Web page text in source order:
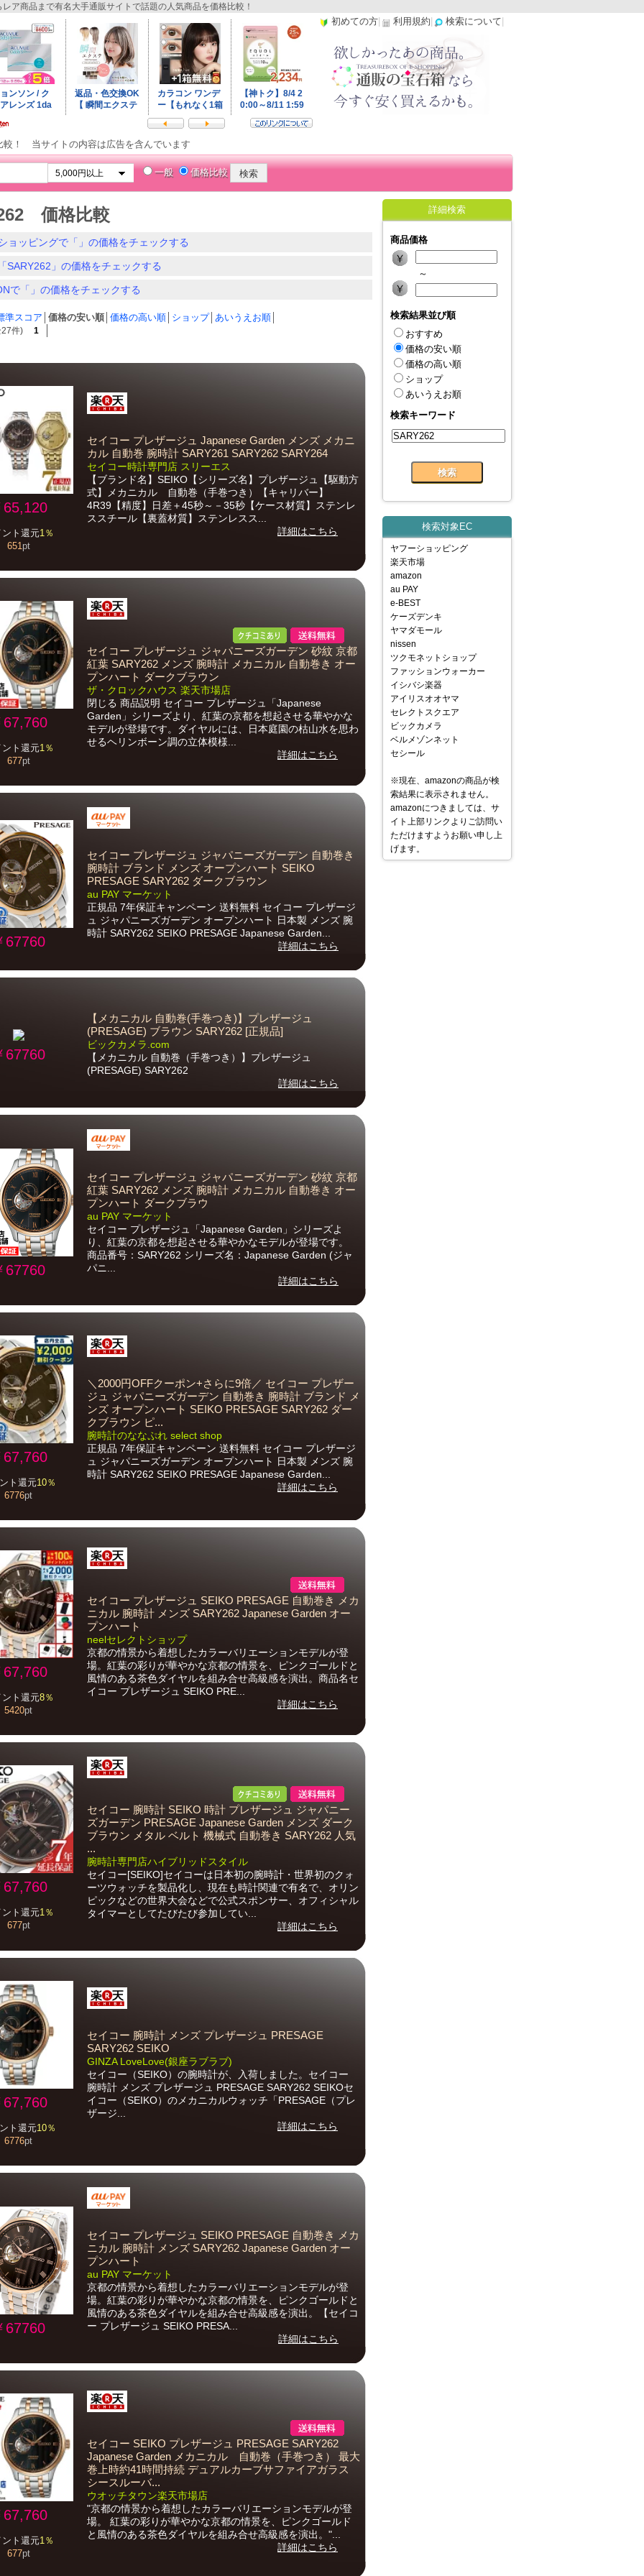
ア商品まで有名大手通販サイトで話題の人気商品を価格比較！
初めての方 利用規約 検索について
較！ 当サイトの内容は広告を含んでいます
一般 価格比較
価格比較
ョッピングで「」の価格をチェックする
SARY262」の価格をチェックする
で「」の価格をチェックする
準スコア 価格の安い順 価格の高い順 ショップ│ あいうえお順
件) 1
65,120
ト還元1％
651pt
セイコー プレザージュ Japanese Garden メンズ メカニ
カル 自動巻 腕時計 SARY261 SARY262 SARY264
セイコー時計専門店 スリーエス
【ブランド名】SEIKO【シリーズ名】プレザージュ【駆動方
式】メカニカル 自動巻（手巻つき）【キャリバー】
4R39【精度】日差＋45秒～－35秒【ケース材質】ステンレ
ススチール【裏蓋材質】ステンレスス...
詳細はこちら
67,760
ト還元1％
677pt
セイコー プレザージュ ジャパニーズガーデン 砂紋 京都
紅葉 SARY262 メンズ 腕時計 メカニカル 自動巻き オー
プンハート ダークブラウン
ザ・クロックハウス 楽天市場店
閉じる 商品説明 セイコー プレザージュ「Japanese
Garden」シリーズより、紅葉の京都を想起させる華やかな
モデルが登場です。ダイヤルには、日本庭園の枯山水を思わ
せるヘリンボーン調の立体模様...
詳細はこちら
67760
セイコー プレザージュ ジャパニーズガーデン 自動巻き
腕時計 ブランド メンズ オープンハート SEIKO
PRESAGE SARY262 ダークブラウン
au PAY マーケット
正規品 7年保証キャンペーン 送料無料 セイコー プレザージ
ュ ジャパニーズガーデン オープンハート 日本製 メンズ 腕
時計 SARY262 SEIKO PRESAGE Japanese Garden...
詳細はこちら
67760
【メカニカル 自動巻(手巻つき)】プレザージュ
(PRESAGE) ブラウン SARY262 [正規品]
ビックカメラ.com
【メカニカル 自動巻（手巻つき）】プレザージュ
(PRESAGE) SARY262
詳細はこちら
67760
セイコー プレザージュ ジャパニーズガーデン 砂紋 京都
紅葉 SARY262 メンズ 腕時計 メカニカル 自動巻き オー
プンハート ダークブラウ
au PAY マーケット
セイコー プレザージュ「Japanese Garden」シリーズよ
り、紅葉の京都を想起させる華やかなモデルが登場です。
商品番号：SARY262 シリーズ名：Japanese Garden (ジャ
パニ...
詳細はこちら
67,760
ト還元10％
6776pt
＼2000円OFFクーポン+さらに9倍／ セイコー プレザー
ジュ ジャパニーズガーデン 自動巻き 腕時計 ブランド メ
ンズ オープンハート SEIKO PRESAGE SARY262 ダー
クブラウン ピ...
腕時計のななぷれ select shop
正規品 7年保証キャンペーン 送料無料 セイコー プレザージ
ュ ジャパニーズガーデン オープンハート 日本製 メンズ 腕
時計 SARY262 SEIKO PRESAGE Japanese Garden...
詳細はこちら
67,760
ト還元8％
5420pt
セイコー プレザージュ SEIKO PRESAGE 自動巻き メカ
ニカル 腕時計 メンズ SARY262 Japanese Garden オー
プンハート
neelセレクトショップ
京都の情景から着想したカラーバリエーションモデルが登
場。紅葉の彩りが華やかな京都の情景を、ピンクゴールドと
風情のある茶色ダイヤルを組み合せ高級感を演出。商品名セ
イコー プレザージュ SEIKO PRE...
詳細はこちら
67,760
ト還元1％
677pt
セイコー 腕時計 SEIKO 時計 プレザージュ ジャパニー
ズガーデン PRESAGE Japanese Garden メンズ ダーク
ブラウン メタル ベルト 機械式 自動巻き SARY262 人気
...
腕時計専門店ハイブリッドスタイル
セイコー[SEIKO]セイコーは日本初の腕時計・世界初のクォ
ーツウォッチを製品化し、現在も時計関連で有名で、オリン
ピックなどの世界大会などで公式スポンサー、オフィシャル
タイマーとしてたびたび参加してい...
詳細はこちら
67,760
ト還元10％
6776pt
セイコー 腕時計 メンズ プレザージュ PRESAGE
SARY262 SEIKO
GINZA LoveLove(銀座ラブラブ)
セイコー（SEIKO）の腕時計が、入荷しました。セイコー
腕時計 メンズ プレザージュ PRESAGE SARY262 SEIKOセ
イコー（SEIKO）のメカニカルウォッチ「PRESAGE（プレ
ザージ...
詳細はこちら
67760
セイコー プレザージュ SEIKO PRESAGE 自動巻き メカ
ニカル 腕時計 メンズ SARY262 Japanese Garden オー
プンハート
au PAY マーケット
京都の情景から着想したカラーバリエーションモデルが登
場。紅葉の彩りが華やかな京都の情景を、ピンクゴールドと
風情のある茶色ダイヤルを組み合せ高級感を演出。【セイコ
ー プレザージュ SEIKO PRESA...
詳細はこちら
67,760
ト還元1％
677pt
セイコー SEIKO プレザージュ PRESAGE SARY262
Japanese Garden メカニカル 自動巻（手巻つき） 最大
巻上時約41時間持続 デュアルカーブサファイアガラス
シースルーバ...
ウオッチタウン楽天市場店
"京都の情景から着想したカラーバリエーションモデルが登
場。 紅葉の彩りが華やかな京都の情景を、ピンクゴールド
と風情のある茶色ダイヤルを組み合せ高級感を演出。"...
詳細はこちら
詳細検索
商品価格
～
検索結果並び順
おすすめ
価格の安い順
価格の高い順
ショップ
あいうえお順
検索キーワード
検索対象EC
ヤフーショッピング
楽天市場
amazon
au PAY
e-BEST
ケーズデンキ
ヤマダモール
nissen
ツクモネットショップ
ファッションウォーカー
イシバシ楽器
アイリスオオヤマ
セレクトスクエア
ビックカメラ
ベルメゾンネット
セシール
※現在、amazonの商品が検
索結果に表示されません。
amazonにつきましては、サ
イト上部リンクよりご訪問い
ただけますようお願い申し上
げます。